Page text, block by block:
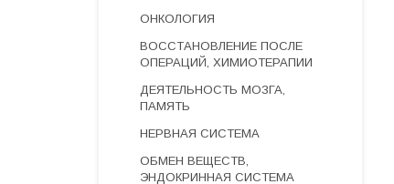
ОНКОЛОГИЯ
ВОССТАНОВЛЕНИЕ ПОСЛЕ
ОПЕРАЦИЙ, ХИМИОТЕРАПИИ
ДЕЯТЕЛЬНОСТЬ МОЗГА,
ПАМЯТЬ
НЕРВНАЯ СИСТЕМА
ОБМЕН ВЕЩЕСТВ,
ЭНДОКРИННАЯ СИСТЕМА